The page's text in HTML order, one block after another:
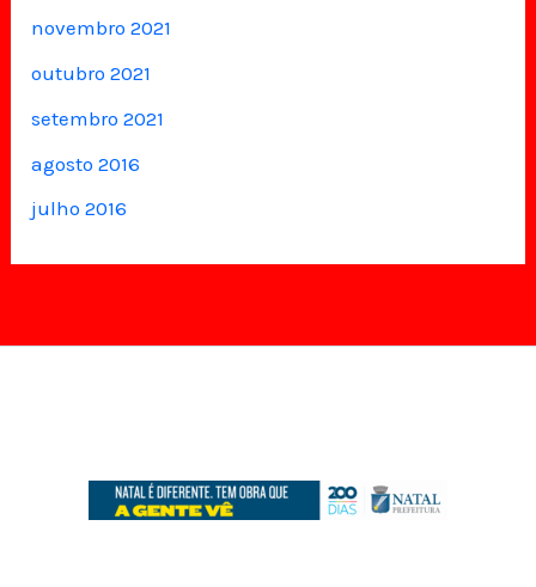
novembro 2021
outubro 2021
setembro 2021
agosto 2016
julho 2016